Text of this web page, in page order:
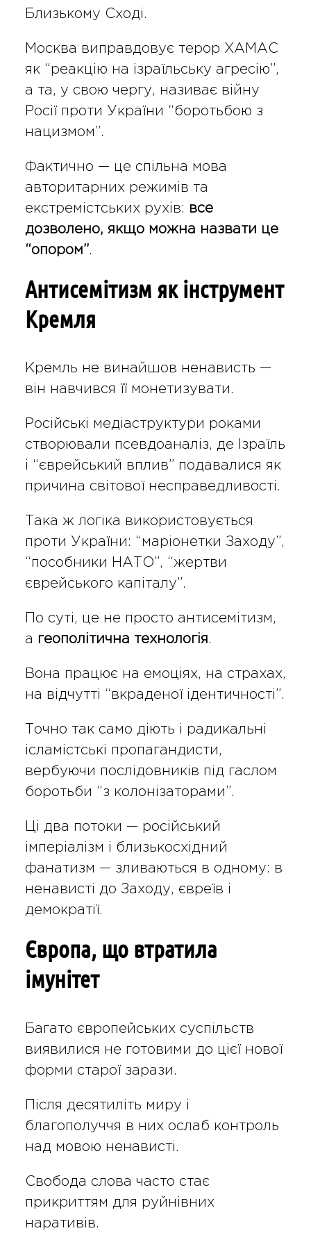
Близькому Сході.
Москва виправдовує терор ХАМАС
як “реакцію на ізраїльську агресію”,
а та, у свою чергу, називає війну
Росії проти України “боротьбою з
нацизмом”.
Фактично — це спільна мова
авторитарних режимів та
екстремістських рухів: все
дозволено, якщо можна назвати це
“опором”.
Антисемітизм як інструмент
Кремля
Кремль не винайшов ненависть —
він навчився її монетизувати.
Російські медіаструктури роками
створювали псевдоаналіз, де Ізраїль
і “єврейський вплив” подавалися як
причина світової несправедливості.
Така ж логіка використовується
проти України: “маріонетки Заходу”,
“пособники НАТО”, “жертви
єврейського капіталу”.
По суті, це не просто антисемітизм,
а геополітична технологія.
Вона працює на емоціях, на страхах,
на відчутті “вкраденої ідентичності”.
Точно так само діють і радикальні
ісламістські пропагандисти,
вербуючи послідовників під гаслом
боротьби “з колонізаторами”.
Ці два потоки — російський
імперіалізм і близькосхідний
фанатизм — зливаються в одному: в
ненависті до Заходу, євреїв і
демократії.
Європа, що втратила
імунітет
Багато європейських суспільств
виявилися не готовими до цієї нової
форми старої зарази.
Після десятиліть миру і
благополуччя в них ослаб контроль
над мовою ненависті.
Свобода слова часто стає
прикриттям для руйнівних
наративів.